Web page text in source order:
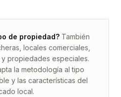
de propiedad? También
locales comerciales,
propiedades especiales.
la metodología al tipo
y las características del
local.